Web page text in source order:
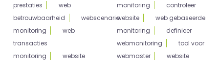
prestaties
web
betrouwbaarheid
webscenario
monitoring
web
transacties
monitoring
website
monitoring
controleer
website
web gebaseerde
monitoring
definieer
webmonitoring
tool voor
webmaster
website